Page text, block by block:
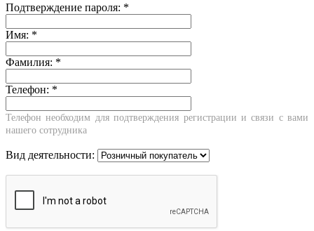
Подтверждение пароля: *
Имя: *
Фамилия: *
Телефон: *
Телефон необходим для подтверждения регистрации и связи с вами
нашего сотрудника
Вид деятельности: